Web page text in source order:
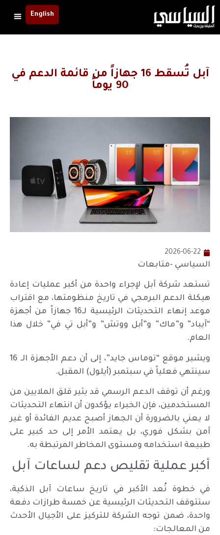
English
آبل تُسقط 16 جهازاً من قائمة الدعم في
90 يوماً
2026-06-22
السياسي -متابعات
تستعد شركة آبل لإجراء واحدة من أكبر عمليات إعادة
هيكلة الدعم البرمجي في تاريخ منظومتها، مع اقتراب
موعد إنهاء التحديثات الرئيسية لـ16 جهازاً من أجهزة
“آيباد” و”ماك” و”أبل ووتش” و”أبل تي في” خلال هذا
العام.
ويشير موقع “توماس جايد”، إلى أن دعم الأجهزة الـ 16
سينتهي فعلياً في سبتمبر (أيلول) المقبل.
ورغم أن توقف الدعم الرسمي قد يثير قلق الملايين من
المستخدمين، فإن الخبراء يؤكدون أن انتهاء التحديثات
لا يعني بالضرورة أن الجهاز أصبح عديم الفائدة أو غير
آمن بشكل فوري، بل يعتمد الأمر إلى حد كبير على
طبيعة استخدامه ومستوى المخاطر المرتبطة به.
أكبر عملية تقليص دعم لساعات آبل
في خطوة تُعد الأكبر في تاريخ ساعات آبل الذكية،
ستتوقف التحديثات الرئيسية عن خمسة طرازات دفعة
واحدة، ضمن توجه الشركة للتركيز على الأجيال الأحدث
من المعالجات: